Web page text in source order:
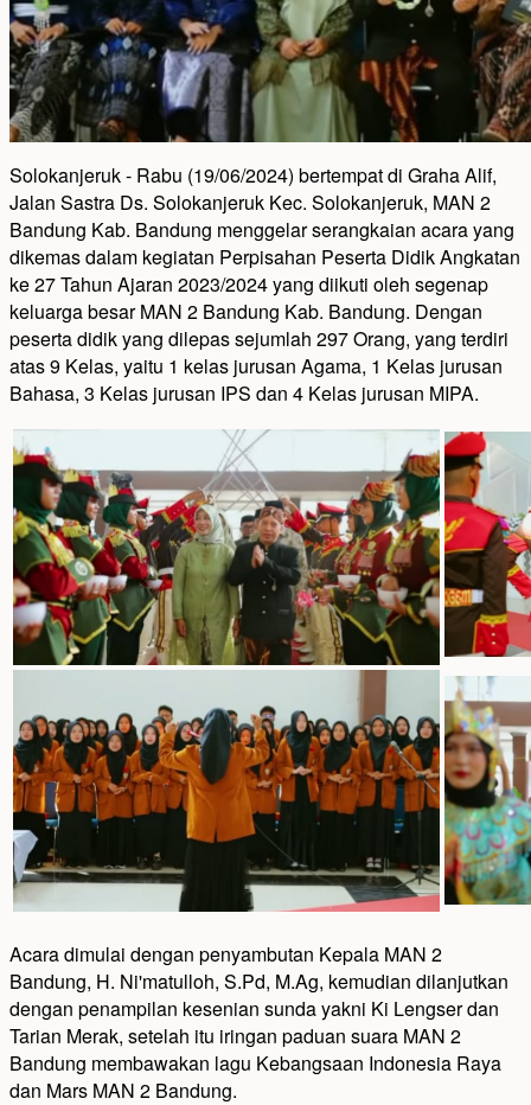
Solokanjeruk - Rabu (19/06/2024) bertempat di Graha Alif,
Jalan Sastra Ds. Solokanjeruk Kec. Solokanjeruk, MAN 2
Bandung Kab. Bandung menggelar serangkaian acara yang
dikemas dalam kegiatan Perpisahan Peserta Didik Angkatan
ke 27 Tahun Ajaran 2023/2024 yang diikuti oleh segenap
keluarga besar MAN 2 Bandung Kab. Bandung. Dengan
peserta didik yang dilepas sejumlah 297 Orang, yang terdiri
atas 9 Kelas, yaitu 1 kelas jurusan Agama, 1 Kelas jurusan
Bahasa, 3 Kelas jurusan IPS dan 4 Kelas jurusan MIPA.
Acara dimulai dengan penyambutan Kepala MAN 2
Bandung, H. Ni'matulloh, S.Pd, M.Ag, kemudian dilanjutkan
dengan penampilan kesenian sunda yakni Ki Lengser dan
Tarian Merak, setelah itu iringan paduan suara MAN 2
Bandung membawakan lagu Kebangsaan Indonesia Raya
dan Mars MAN 2 Bandung.